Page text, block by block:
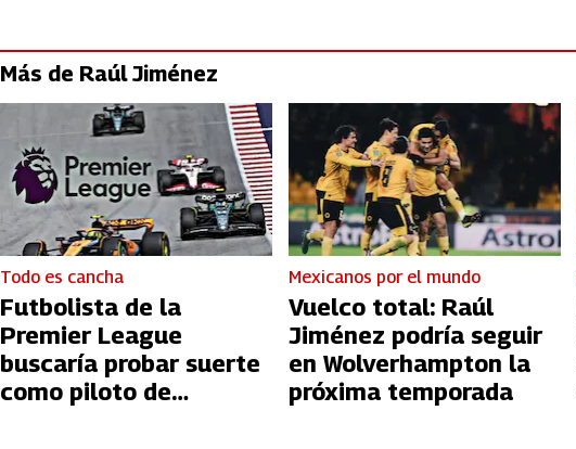
Más de Raúl Jiménez
Todo es cancha
Futbolista de la
Premier League
buscaría probar suerte
como piloto de
Mexicanos por el mundo
Vuelco total: Raúl
Jiménez podría seguir
en Wolverhampton la
próxima temporada